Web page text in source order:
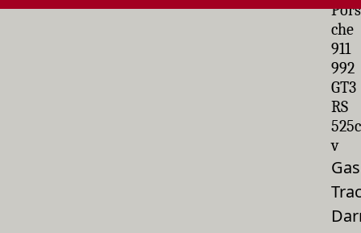
Pors
che
911
992
GT3
RS
525c
v